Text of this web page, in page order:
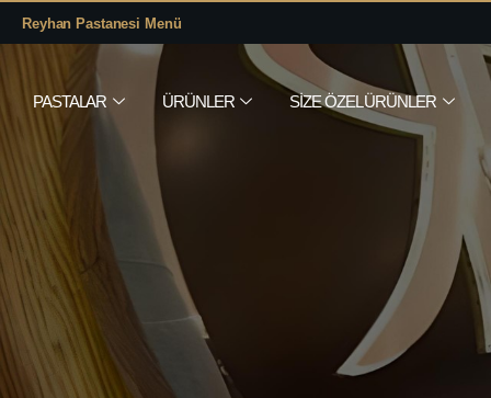
Reyhan Pastanesi Menü
PASTALAR ÜRÜNLER SIZE ÖZEL ÜRÜNLER